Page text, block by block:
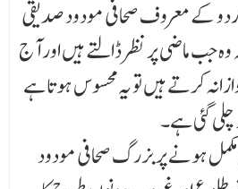
اردو کے معروف صحافی مودود صدیقی
جب ماضی پر نظر ڈالتے ہیں اور آج
کرتے ہیں تو یہ محسوس ہوتا ہے
چلی گئی ہے۔
کے 88سال مکمل ہونے پر بزرگ صحافی مودود